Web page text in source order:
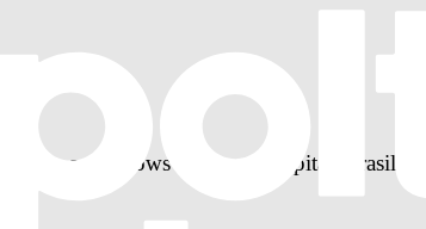
com shows em quatro capitais brasileiras